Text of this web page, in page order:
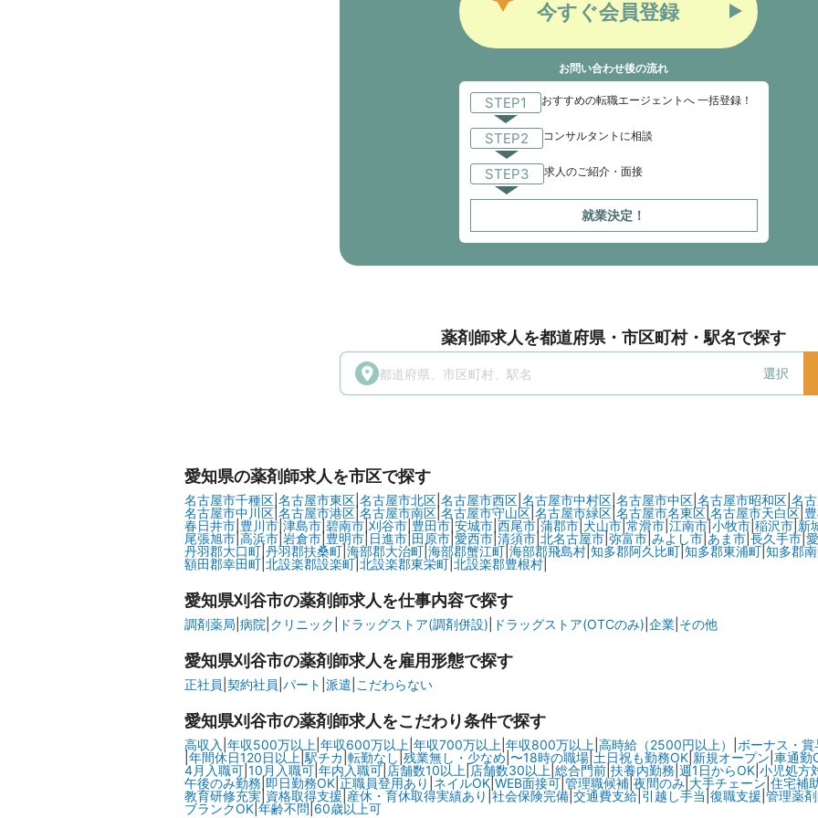
今すぐ会員登録
お問い合わせ後の流れ
STEP1 おすすめの転職エージェントへ 一括登録！
STEP2 コンサルタントに相談
STEP3 求人のご紹介・面接
就業決定！
薬剤師求人を都道府県・市区町村・駅名で探す
選択
愛知県の薬剤師求人を市区で探す
名古屋市千種区| 名古屋市東区| 名古屋市北区| 名古屋市西区| 名古屋市中村区| 名古屋市中区| 名古屋市昭和区| 名
名古屋市中川区|名古屋市港区|名古屋市南区|名古屋市守山区| 名古屋市緑区|名古屋市名東区| 名古屋市天白区|
春日井市| 豊川市| 津島市| 碧南市| 刈谷市| 豊田市| 安城市| 西尾市| 蒲郡市| 犬山市| 常滑市| 江南市| 小牧市| 稲沢市| 新
尾張旭市|高浜市|岩倉市|豊明市| 日進市|田原市|愛西市|清須市|北名古屋市| 弥富市| みよし市| あま市| 長久手市|
丹羽郡大口町| 丹羽郡扶桑町| 海部郡大治町| 海部郡蟹江町| 海部郡飛島村| 知多郡阿久比町| 知多郡東浦町| 知多郡
額田郡幸田町|北設楽郡設楽町| 北設楽郡東栄町| 北設楽郡豊根村|
愛知県刈谷市の薬剤師求人を仕事内容で探す
調剤薬局 病院 クリニック ドラッグストア(調剤併設) ドラッグストア(OTCのみ) 企業| その他
愛知県刈谷市の薬剤師求人を雇用形態で探す
正社員 契約社員 パート 派遣 こだわらない
愛知県刈谷市の薬剤師求人をこだわり条件で探す
高収入 年収500万以上 年収600万以上 年収700万以上 年収800万以上 高時給（2500円以上）
ボーナス・賞
年間休日120日以上 駅チカ 転勤なし 残業無し・少なめ 〜18時の職場| 土日祝も勤務OK| 新規オープン 車通勤
4月入職可| 10月入職可| 年内入職可| 店舗数10以上 |店舗数30以上 総合門前| 扶養内勤務 週1日からOK| 小児処方
午後のみ勤務 即日勤務OK| 正職員登用あり ネイルOK| WEB面接可| 管理職候補| 夜間のみ| 大手チェーン 住宅補
教育研修充実|資格取得支援 産休・育休取得実績あり |社会保険完備| 交通費支給| 引越し手当 復職支援 管理薬
ブランクOK| 年齢不問 60歳以上可